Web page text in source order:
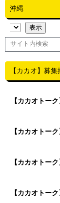
沖縄
【カカオ】募
【カカオトー
【カカオトー
【カカオトー
【カカオトー